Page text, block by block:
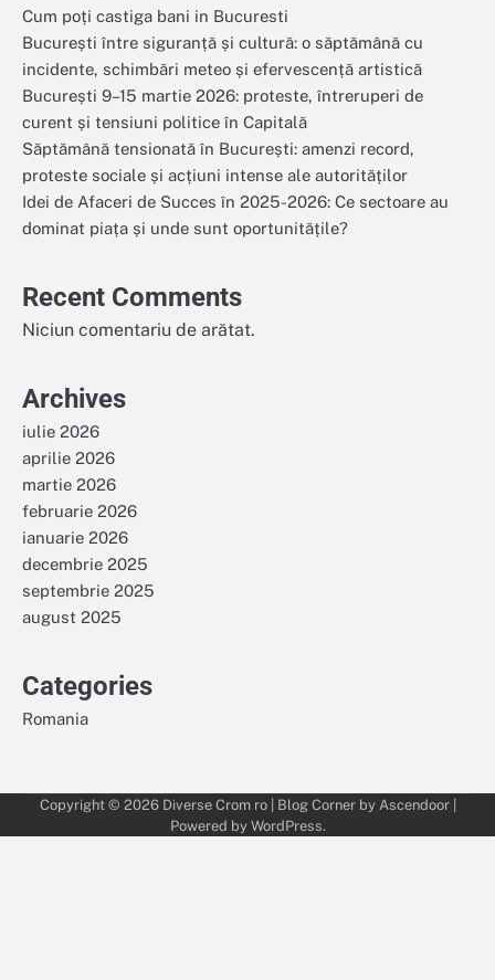
Cum poți castiga bani in Bucuresti
București între siguranță și cultură: o săptămână cu
incidente, schimbări meteo și efervescență artistică
București 9–15 martie 2026: proteste, întreruperi de
curent și tensiuni politice în Capitală
Săptămână tensionată în București: amenzi record,
proteste sociale și acțiuni intense ale autorităților
Idei de Afaceri de Succes în 2025-2026: Ce sectoare au
dominat piața și unde sunt oportunitățile?
Recent Comments
Niciun comentariu de arătat.
Archives
iulie 2026
aprilie 2026
martie 2026
februarie 2026
ianuarie 2026
decembrie 2025
septembrie 2025
august 2025
Categories
Romania
Copyright © 2026 Diverse Crom ro| Blog Corner by Ascendoor|
Powered by WordPress.